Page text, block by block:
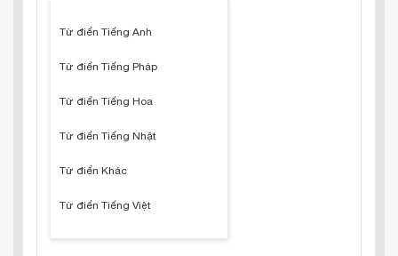
Từ điển Tiếng Anh
Từ điển Tiếng Pháp
Từ điển Tiếng Hoa
Từ điển Tiếng Nhật
Từ điển Khác
Từ điển Tiếng Việt